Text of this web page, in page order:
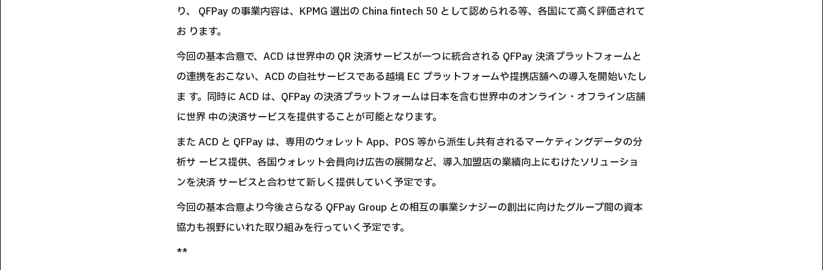
り、 QFPay の事業内容は、KPMG 選出の China fintech 50 として認められる等、各国にて高く評価されて
お ります。
今回の基本合意で、ACD は世界中の QR 決済サービスが一つに統合される QFPay 決済プラットフォームと
の連携をおこない、ACD の自社サービスである越境 EC プラットフォームや提携店舗への導入を開始いたし
ま す。同時に ACD は、QFPay の決済プラットフォームは日本を含む世界中のオンライン・オフライン店舗
に世界 中の決済サービスを提供することが可能となります。
また ACD と QFPay は、専用のウォレット App、POS 等から派生し共有されるマーケティングデータの分
析サ ービス提供、各国ウォレット会員向け広告の展開など、導入加盟店の業績向上にむけたソリューショ
ンを決済 サービスと合わせて新しく提供していく予定です。
今回の基本合意より今後さらなる QFPay Group との相互の事業シナジーの創出に向けたグループ間の資本
協力も視野にいれた取り組みを行っていく予定です。
**